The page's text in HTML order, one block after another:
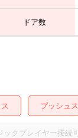
ドア数
プッシュ
ックプレイヤー接続